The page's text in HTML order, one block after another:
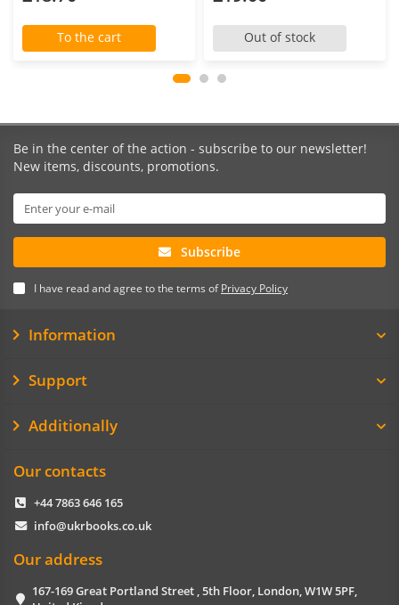
To the cart Out of stock
Be in the center of the action - subscribe to our newsletter!
New items, discounts, promotions.
Subscribe
I have read and agree to the terms ofPrivacy Policy
Information
Support
Additionally
Our contacts
+44 7863 646 165
info@ukrbooks.co.uk
Our address
167-169 Great Portland Street , 5th Floor, London, W1W 5PF,